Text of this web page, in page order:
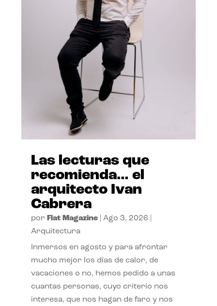
Las lecturas que
recomienda… el
arquitecto Ivan
Cabrera
por Flat Magazine| Ago 3, 2026
Arquitectura
Inmersos en agosto y para afrontar
mucho mejor los días de calor, de
vacaciones o no, hemos pedido a unas
cuantas personas, cuyo criterio nos
interesa, que nos hagan de faro y nos